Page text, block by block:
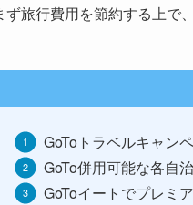
ず旅行費用を節約する上で
GoToトラベルキャン
GoTo併用可能な各自
GoToイートでプレミ